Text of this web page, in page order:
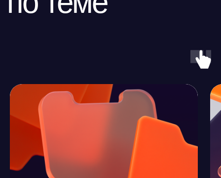
expert@ideco.ru
Клиентский сервис
Продление лицензий
Обучение в вузах
Авторизованные центры
Признание и аналитика
DNS Security в NGFW
Релизы Ideco
Информационная
безопасность в решениях
Дорожная карта